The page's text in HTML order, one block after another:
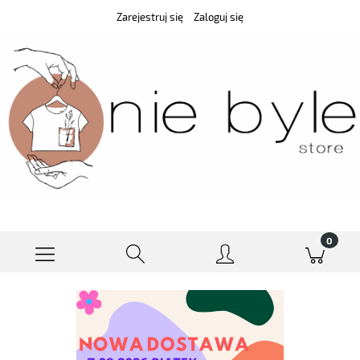
Zarejestruj się Zaloguj się